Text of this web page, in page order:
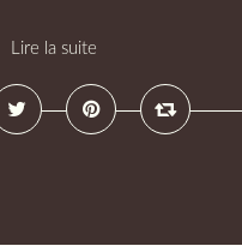
Lire la suite